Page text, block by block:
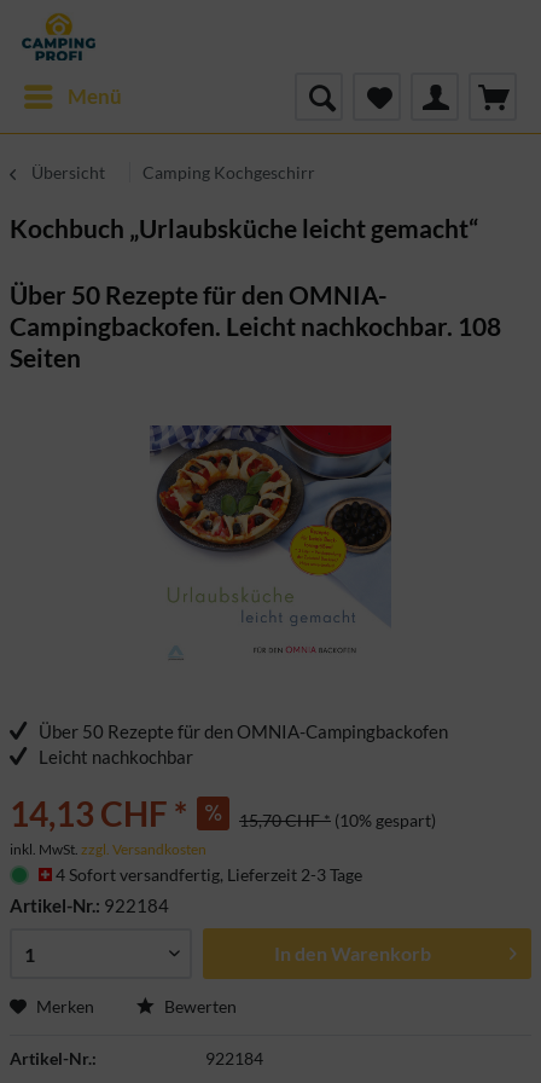
Menü
Übersicht Camping Kochgeschirr
Kochbuch „Urlaubsküche leicht gemacht“
Über 50 Rezepte für den OMNIA-
Campingbackofen. Leicht nachkochbar. 108
Seiten
Über 50 Rezepte für den OMNIA-Campingbackofen
Leicht nachkochbar
14,13 CHF * 15,70 CHF * (10% gespart)
inkl. MwSt. zzgl. Versandkosten
4 Sofort versandfertig, Lieferzeit 2-3 Tage
Artikel-Nr.: 922184
In den Warenkorb
Merken Bewerten
Artikel-Nr.: 922184